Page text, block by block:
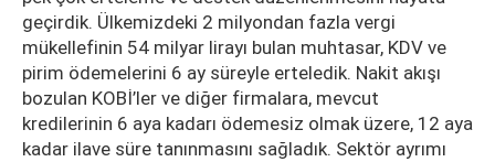
geçirdik. Ülkemizdeki 2 milyondan fazla vergi
mükellefinin 54 milyar lirayı bulan muhtasar, KDV ve
pirim ödemelerini 6 ay süreyle erteledik. Nakit akışı
bozulan KOBİ’ler ve diğer firmalara, mevcut
kredilerinin 6 aya kadarı ödemesiz olmak üzere, 12 aya
kadar ilave süre tanınmasını sağladık. Sektör ayrımı